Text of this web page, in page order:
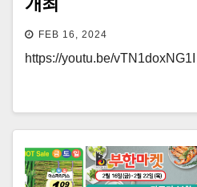
FEB 16, 2024
https://youtu.be/vTN1doxNG1I